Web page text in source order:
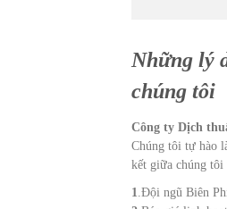
Những lý
chúng tôi
Công ty Dịch
Chúng tôi tự hào
kết giữa chúng tôi
1.Đội ngũ Biên